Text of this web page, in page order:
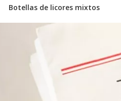
Botellas de licores mixtos